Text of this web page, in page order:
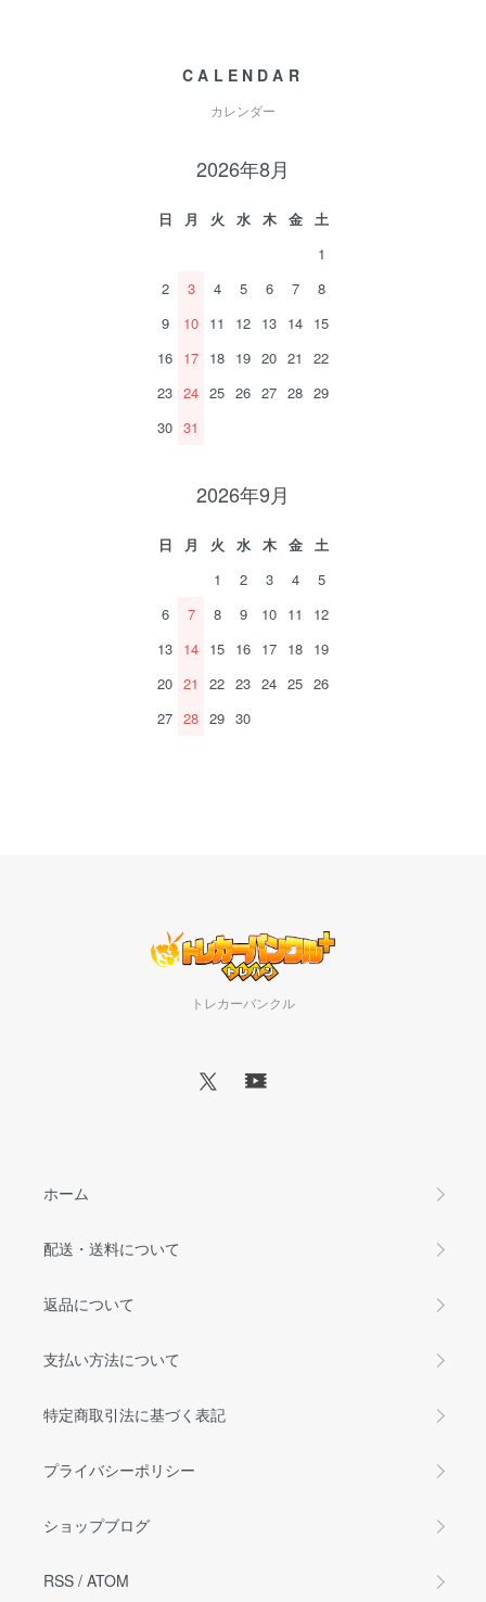
CALENDAR
カレンダー
2026年8月
日 月 火 水 木 金
土
1
2
3 4 5 6 7
8
9
10 11 12 13 14 15
16 17 18 19 20 21
22
23 24 25 26 27 28 29
30 31
2026年9月
日 月 火 水 木 金
土
1
2 3 4
5
6
7 8 9 10 11
12
13 14 15 16 17 18 19
20 21 22 23 24 25 26
27 28 29 30
トレカーバンクル
ホーム
配送・送料について
返品について
支払い方法について
特定商取引法に基づく表記
プライバシーポリシー
ショップブログ
RSS / ATOM